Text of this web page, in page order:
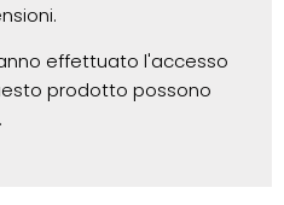
effettuato l'accesso
prodotto possono